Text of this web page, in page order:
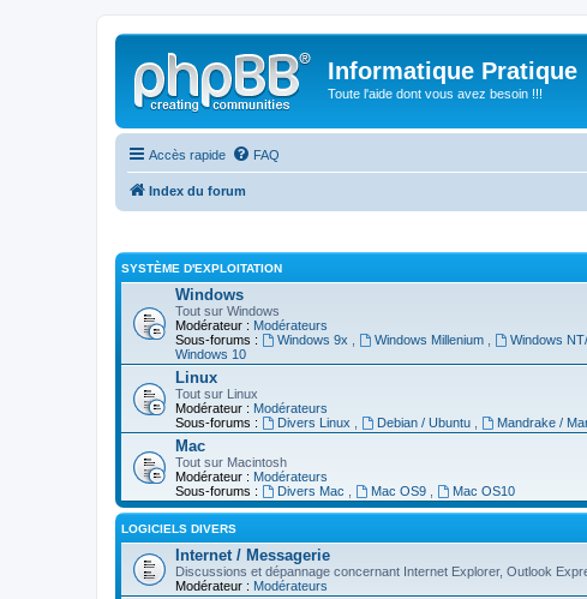
Informatique Pratique
Toute l'aide dont vous avez besoin !!!
Accès rapide FAQ
Index du forum
SYSTÈME D'EXPLOITATION
Windows
Tout sur Windows
Modérateur : Modérateurs
Sous-forums :
Windows 9x Windows Millenium Windows
Windows 10
Linux
Tout sur Linux
Modérateur : Modérateurs
Sous-forums :
Divers Linux Debian / Ubuntu Mandrake /
Mac
Tout sur Macintosh
Modérateur : Modérateurs
Sous-forums :
Divers Mac Mac OS9 Mac OS10
LOGICIELS DIVERS
Internet / Messagerie
Discussions et dépannage concernant Internet Explorer, Outlook
Modérateur : Modérateurs